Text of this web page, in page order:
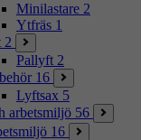
Minilastare 2
Ytfräs 1
2
Pallyft 2
16
Lyftsax 5
arbetsmiljö 56
16